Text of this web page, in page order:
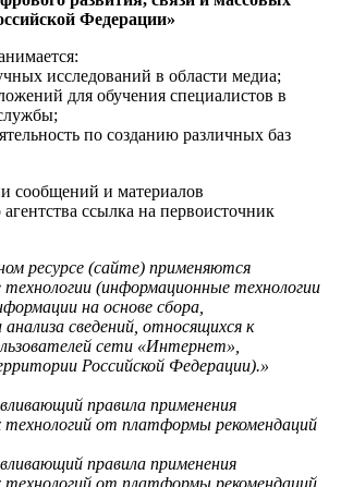
Федерации»
исследований в области медиа;
для обучения специалистов в
по созданию различных баз
сообщений и материалов
ссылка на первоисточник
ресурсе (сайте) применяются
технологии (информационные технологии
на основе сбора,
сведений, относящихся к
сети «Интернет»,
Российской Федерации).»
правила применения
технологий от платформы рекомендаций
правила применения
технологий от платформы рекомендаций